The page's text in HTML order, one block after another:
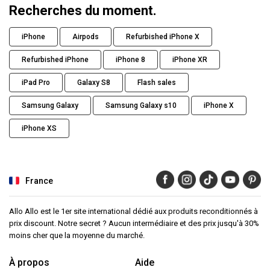
Recherches du moment.
iPhone Airpods Refurbished iPhone X
Refurbished iPhone iPhone 8 iPhone XR
iPad Pro Galaxy S8 Flash sales
Samsung Galaxy Samsung Galaxy s10 iPhone X
iPhone XS
France
Allo Allo est le 1er site international dédié aux produits reconditionnés à
prix discount. Notre secret ? Aucun intermédiaire et des prix jusqu'à 30%
moins cher que la moyenne du marché.
À propos Aide